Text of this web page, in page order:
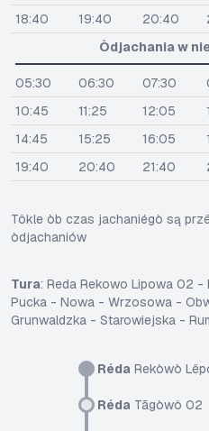
Réda Rekòwò
Réda Tãgòwô 02
18:40
19:40 20:40
Òdjachania w
05:30 06:30 07:30
10:45
11:25 12:05
14:45
15:25 16:05
19:40
20:40 21:40
Tôkle òb czas jachaniégò są
òdjachaniów
Tura: Reda Rekowo Lipowa 02 -
Pucka - Nowa - Wrzosowa -
Grunwaldzka - Starowiejska -